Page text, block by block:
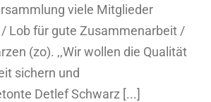
viele Mitglieder
Lob für gute Zusammenarbeit /
(zo). ,,Wir wollen die Qualität
sichern und
Detlef Schwarz [...]